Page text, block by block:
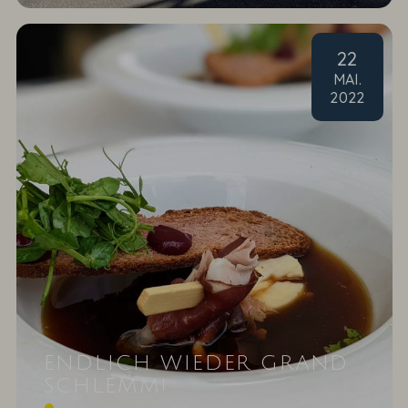
22
MAI.
2022
ENDLICH WIEDER GRAND
SCHLEMM!